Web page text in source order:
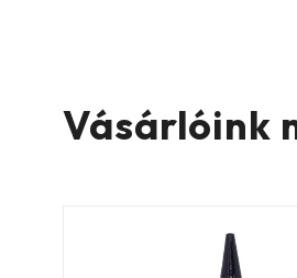
Vásárlóink